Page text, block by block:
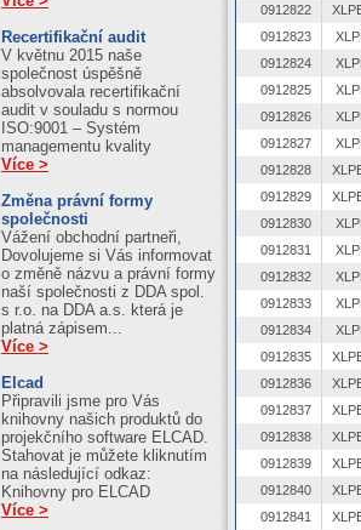
0912822
0912823
0912824
0912825
0912826
0912827
0912828
0912829
0912830
0912831
0912832
0912833
0912834
0912835
0912836
0912837
0912838
0912839
0912840
0912841
Recertifikační audit
V květnu 2015 naše
společnost úspěšně
absolvovala recertifikační
audit v souladu s normou
ISO:9001 – Systém
managementu kvality
Více >
Změna právní formy
společnosti
Vážení obchodní partneři,
Dovolujeme si Vás informovat
o změně názvu a právní formy
naší společnosti z DDA spol.
s r.o. na DDA a.s. která je
platná zápisem...
Více >
Elcad
Připravili jsme pro Vás
knihovny našich produktů do
projekčního software ELCAD.
Stahovat je můžete kliknutím
na následující odkaz:
Knihovny pro ELCAD
Více >